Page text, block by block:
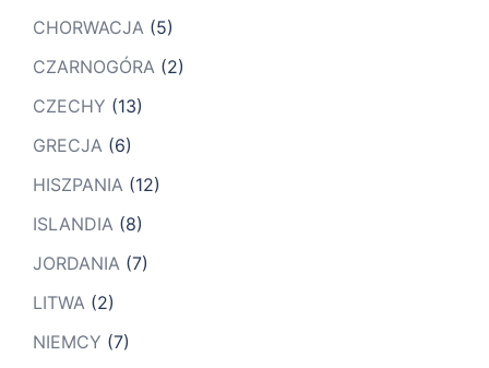
CHORWACJA (5)
CZARNOGÓRA (2)
CZECHY (13)
GRECJA (6)
HISZPANIA (12)
ISLANDIA (8)
JORDANIA (7)
LITWA (2)
NIEMCY (7)